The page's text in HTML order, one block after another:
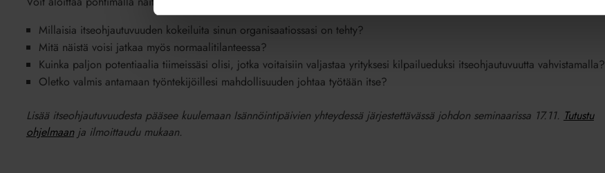
Millaisia itseohjautuvuuden kokeiluita sinun organisaatiossasi on tehty?
Mitä näistä voisi jatkaa myös normaalitilanteessa?
Kuinka paljon potentiaalia tiimeissäsi olisi, jotka voitaisiin valjastaa yrityksesi kilpailueduksi itseohjautuvuutta vahvistamalla?
Oletko valmis antamaan työntekijöillesi mahdollisuuden johtaa työtään itse?
Lisää itseohjautuvuudesta pääsee kuulemaan Isännöintipäivien yhteydessä järjestettävässä johdon seminaarissa 17.11. Tutustu
ohjelmaanja ilmoittaudu mukaan.